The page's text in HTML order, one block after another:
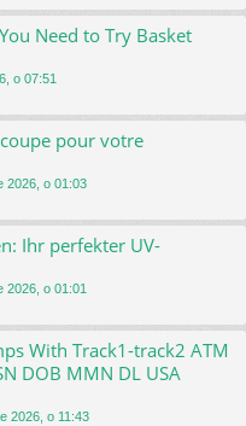
Need to Try Basket
o 07:51
pour votre
2026, o 01:03
Ihr perfekter UV-
2026, o 01:01
With Track1-track2 ATM
DOB MMN DL USA
2026, o 11:43